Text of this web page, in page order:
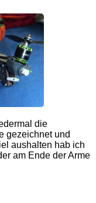
die
gezeichnet und
aushalten hab ich
am Ende der Arme